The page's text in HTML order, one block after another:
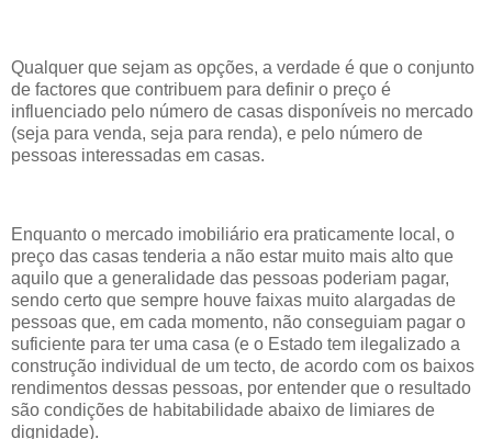
Qualquer que sejam as opções, a verdade é que o conjunto
de factores que contribuem para definir o preço é
influenciado pelo número de casas disponíveis no mercado
(seja para venda, seja para renda), e pelo número de
pessoas interessadas em casas.
Enquanto o mercado imobiliário era praticamente local, o
preço das casas tenderia a não estar muito mais alto que
aquilo que a generalidade das pessoas poderiam pagar,
sendo certo que sempre houve faixas muito alargadas de
pessoas que, em cada momento, não conseguiam pagar o
suficiente para ter uma casa (e o Estado tem ilegalizado a
construção individual de um tecto, de acordo com os baixos
rendimentos dessas pessoas, por entender que o resultado
são condições de habitabilidade abaixo de limiares de
dignidade).